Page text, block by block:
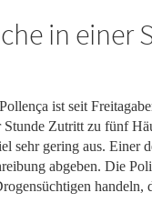
in einer
ist seit
Zutritt zu fünf
sehr gering aus. Einer
abgeben. Die
handeln,